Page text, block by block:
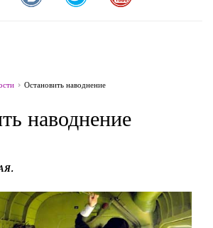
Остановить наводнение
наводнение